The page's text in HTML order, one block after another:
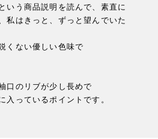
いう商品説明を読んで、素直に
私はきっと、ずっと望んでいた
くない優しい色味で
口のリブが少し長めで
入っているポイントです。